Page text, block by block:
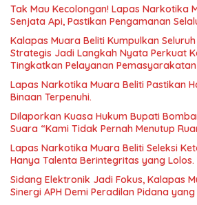
Tak Mau Kecolongan! Lapas Narkotika
Senjata Api, Pastikan Pengamanan
Kalapas Muara Beliti Kumpulkan
Strategis Jadi Langkah Nyata Perkuat
Tingkatkan Pelayanan Pemasyarakatan
Lapas Narkotika Muara Beliti Pastikan
Binaan Terpenuhi.
Dilaporkan Kuasa Hukum Bupati
Suara “Kami Tidak Pernah Menutup
Lapas Narkotika Muara Beliti Seleksi
Hanya Talenta Berintegritas yang Lolos.
Sidang Elektronik Jadi Fokus, Kalapas
Sinergi APH Demi Peradilan Pidana